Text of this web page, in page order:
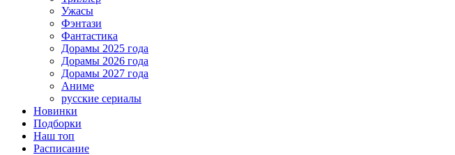
Ужасы
Фэнтази
Фантастика
Дорамы 2025 года
Дорамы 2026 года
Дорамы 2027 года
Аниме
русские сериалы
Новинки
Подборки
Наш топ
Расписание